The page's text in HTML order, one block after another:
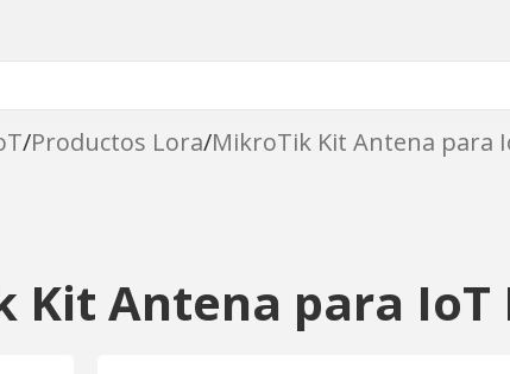
Productos Lora MikroTik Kit Antena para
Kit Antena para IoT